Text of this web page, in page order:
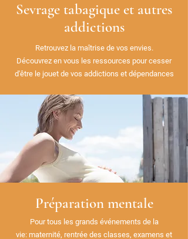
Sevrage tabagique et autres
addictions
Retrouvez la maîtrise de vos envies.
Découvrez en vous les ressources pour cesser
d'être le jouet de vos addictions et dépendances
Préparation mentale
Pour tous les grands événements de la
vie: maternité, rentrée des classes, examens et